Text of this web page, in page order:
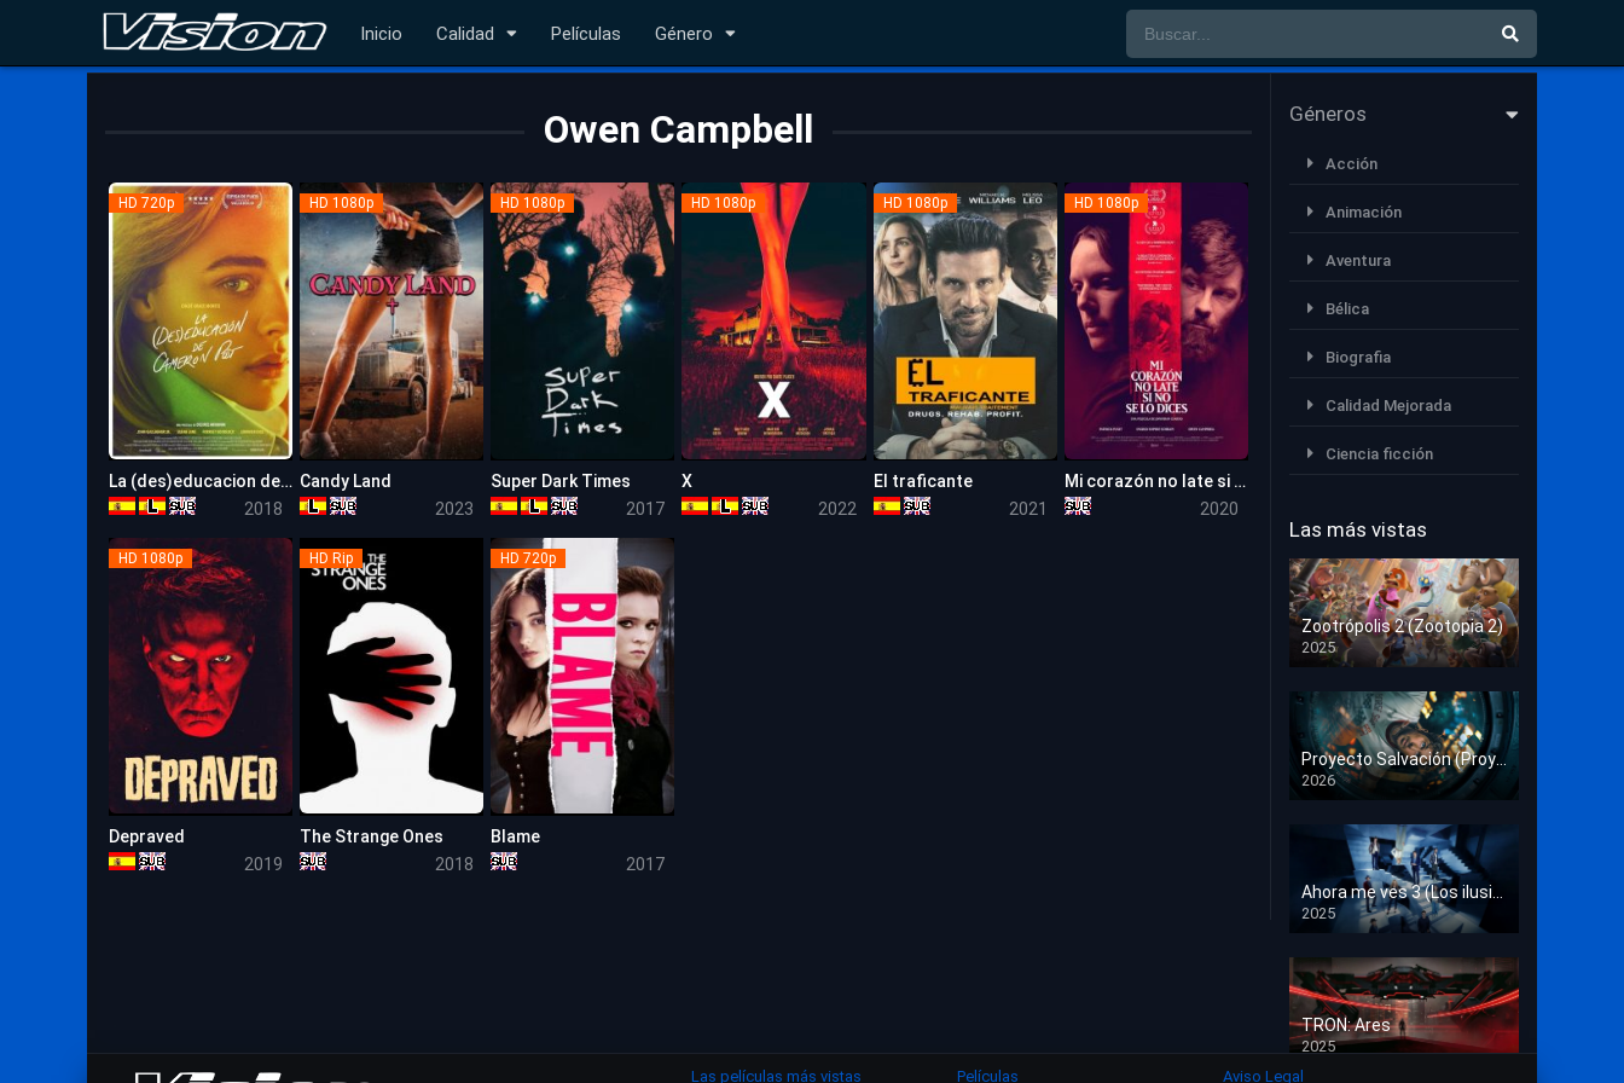
Inicio Calidad Películas Género
Owen Campbell
HD 720p
La (des)educacion de Cameron Post
2018
HD 1080p
Candy Land
2023
HD 1080p
Super Dark Times
2017
HD 1080p
X
2022
HD 1080p
El traficante
2021
HD 1080p
Mi corazón no late si no se lo dices
2020
HD 1080p
Depraved
2019
HD Rip
The Strange Ones
2018
HD 720p
Blame
2017
Géneros
Acción
Animación
Aventura
Bélica
Biografia
Calidad Mejorada
Ciencia ficción
Deporte
Documental
Drama
Estrénos en Cine
Familia
Familiar
Fantasía
Guerra
Historia
Misterio
Las más vistas
Zootrópolis 2 (Zootopia 2)
2025
HD 1080p
2026
HD 1080p
2025
HD 1080p
TRON: Ares
2025
HD 1080p
Las películas más vistas Películas Aviso Legal